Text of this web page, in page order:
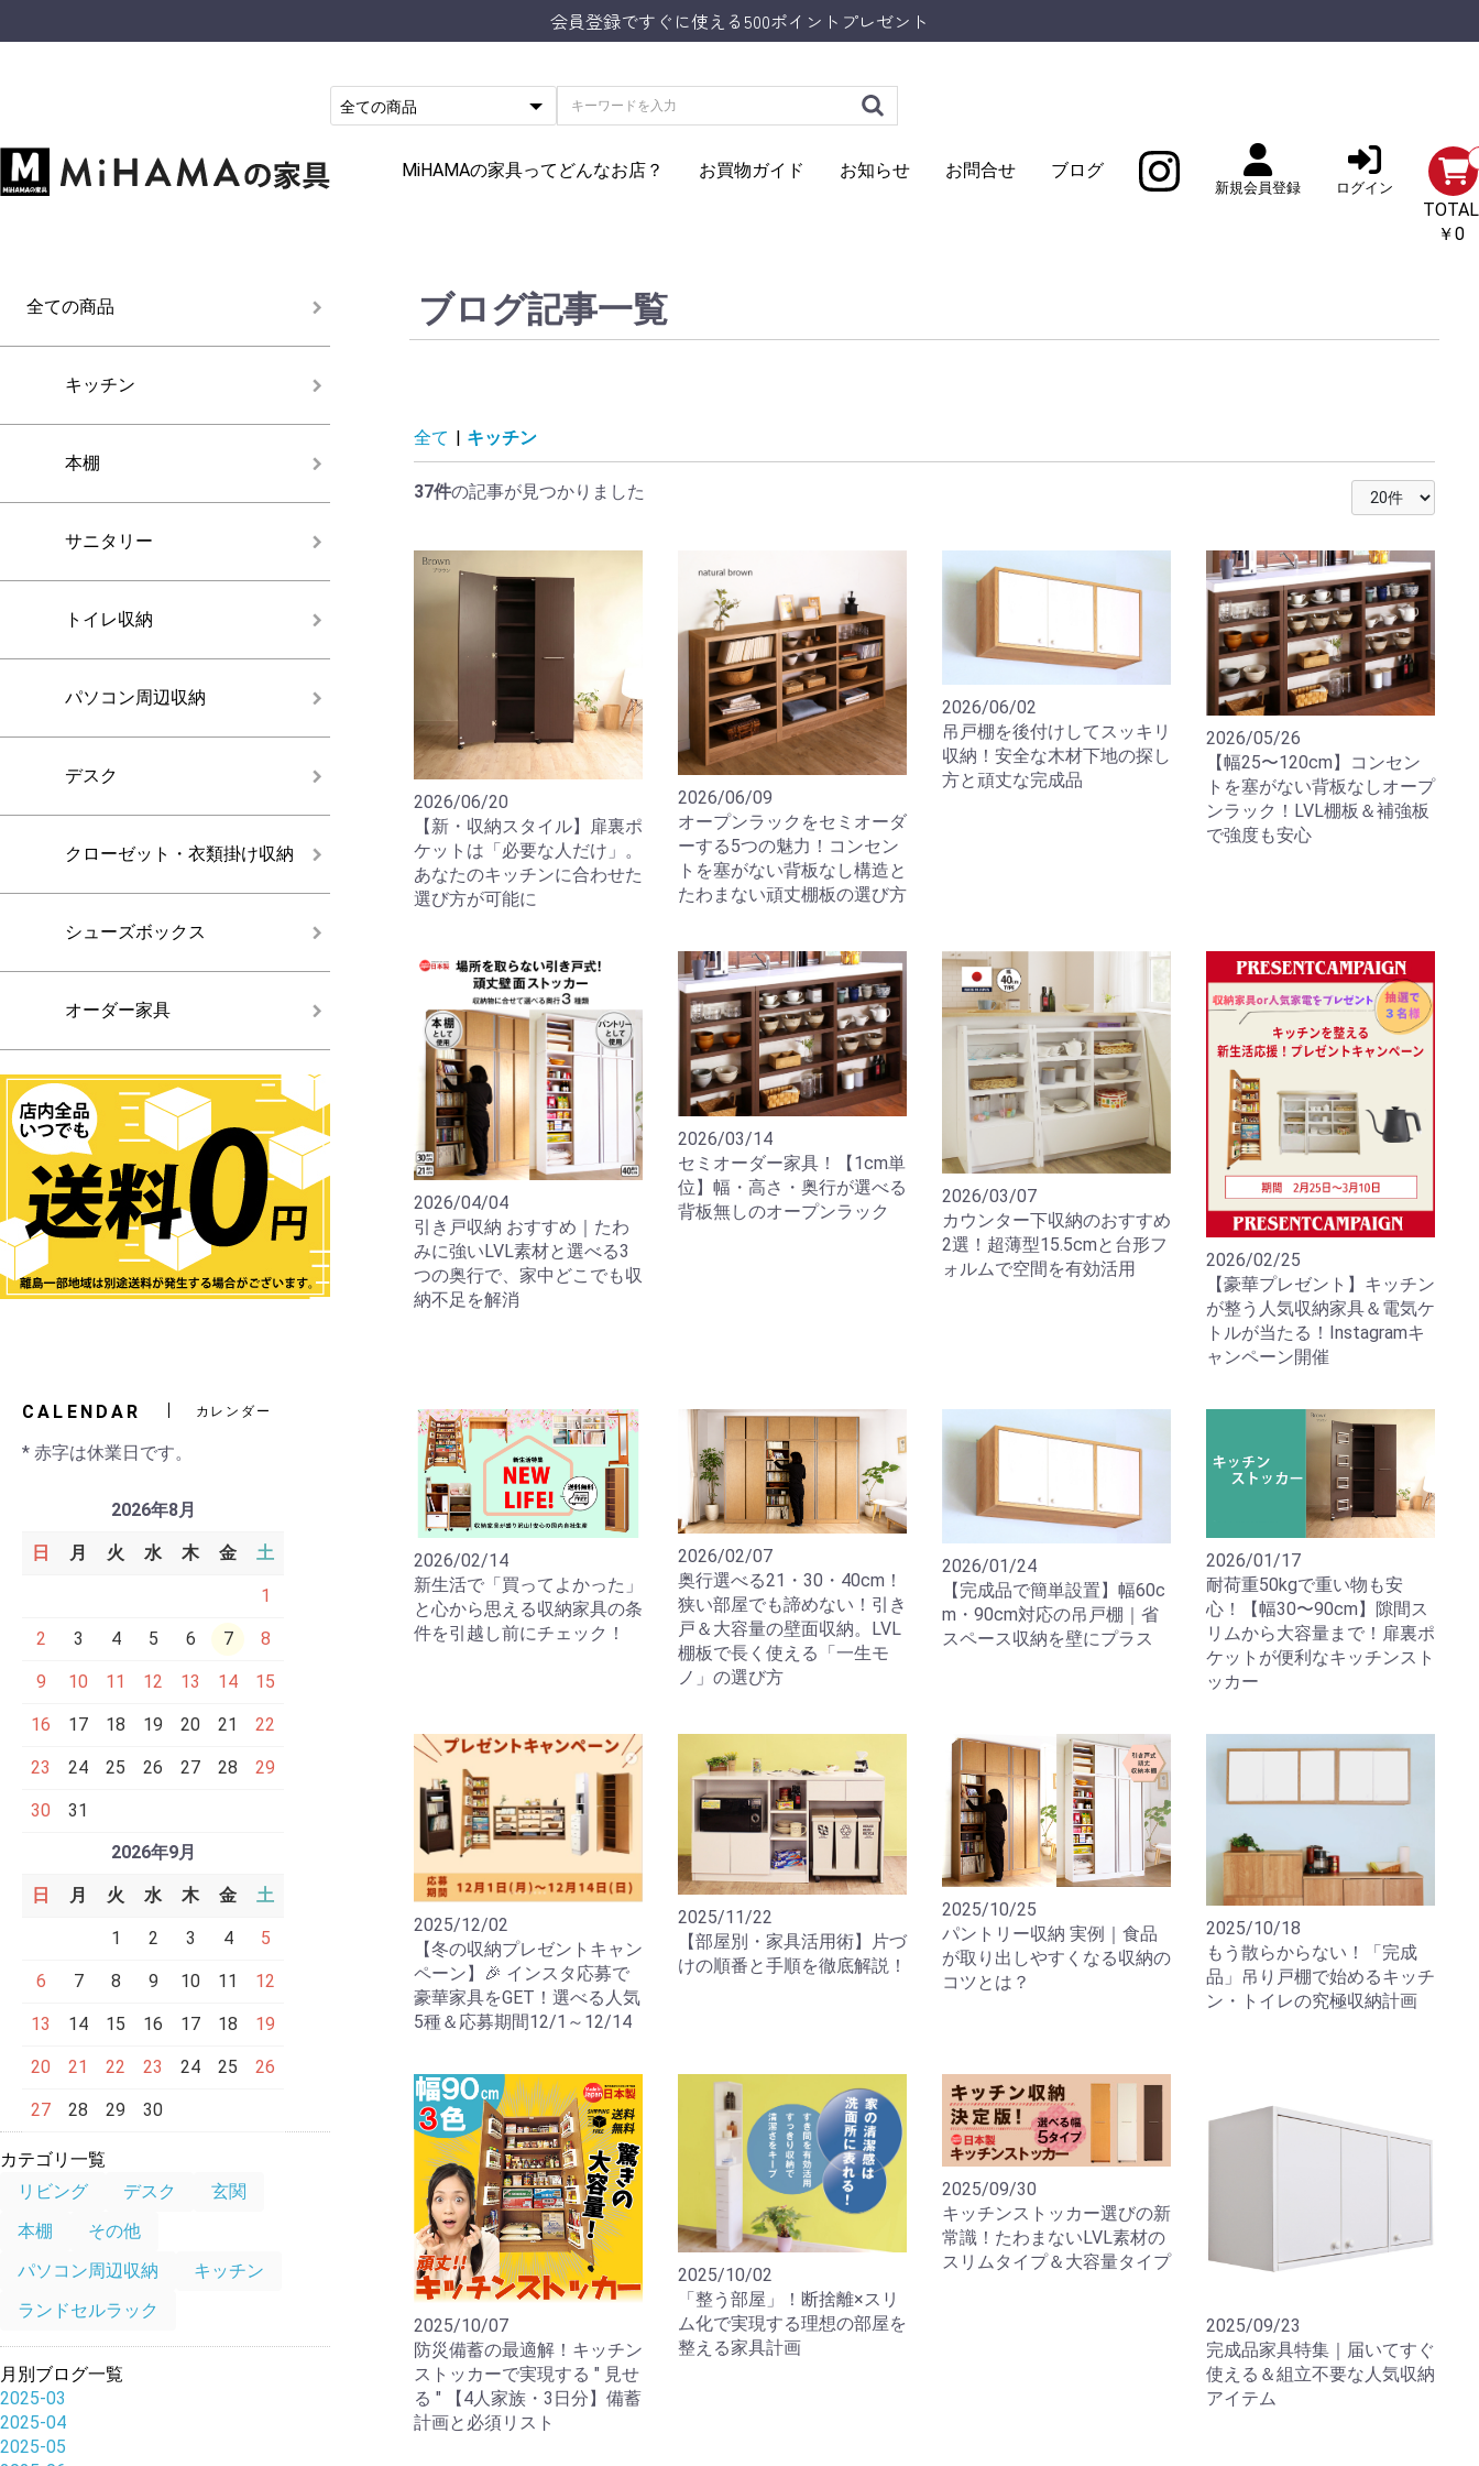
会員登録ですぐに使える500ポイントプレゼント
MiHAMAの家具ってどんなお店？ お買物ガイド お知らせ お問合せ ブログ
新規会員登録 ログイン
TOTAL
￥0
全ての商品
キッチン
本棚
サニタリー
トイレ収納
パソコン周辺収納
デスク
クローゼット・衣類掛け収納
シューズボックス
オーダー家具
CALENDAR カレンダー
* 赤字は休業日です。
2026年8月
日 月 火 水 木 金 土
1
2 3 4 5 6 7 8
9 10 11 12 13 14 15
16 17 18 19 20 21 22
23 24 25 26 27 28 29
30
31
2026年9月
日 月 火 水 木 金 土
1 2 3 4 5
6 7 8 9 10 11 12
13 14 15 16 17 18 19
20 21 22 23 24 25 26
27 28 29 30
カテゴリ一覧
リビング
デスク
玄関
本棚
その他
パソコン周辺収納
キッチン
ランドセルラック
月別ブログ一覧
2025-03
2025-04
2025-05
ブログ記事一覧
全て | キッチン
37件の記事が見つかりました
2026/06/20
【新・収納スタイル】扉裏ポ
ケットは「必要な人だけ」。
あなたのキッチンに合わせた
選び方が可能に
2026/06/09
オープンラックをセミオーダ
ーする5つの魅力！コンセン
トを塞がない背板なし構造と
たわまない頑丈棚板の選び方
2026/06/02
吊戸棚を後付けしてスッキリ
収納！安全な木材下地の探し
方と頑丈な完成品
2026/05/26
【幅25〜120cm】コンセン
トを塞がない背板なしオープ
ンラック！LVL棚板＆補強板
で強度も安心
2026/04/04
引き戸収納 おすすめ｜たわ
みに強いLVL素材と選べる3
つの奥行で、家中どこでも収
納不足を解消
2026/03/14
セミオーダー家具！【1cm単
位】幅・高さ・奥行が選べる
背板無しのオープンラック
2026/03/07
カウンター下収納のおすすめ
2選！超薄型15.5cmと台形フ
ォルムで空間を有効活用
2026/02/25
【豪華プレゼント】キッチン
が整う人気収納家具＆電気ケ
トルが当たる！Instagramキ
ャンペーン開催
2026/02/14
新生活で「買ってよかった」
と心から思える収納家具の条
件を引越し前にチェック！
2026/02/07
奥行選べる21・30・40cm！
狭い部屋でも諦めない！引き
戸＆大容量の壁面収納。LVL
棚板で長く使える「一生モ
ノ」の選び方
2026/01/24
【完成品で簡単設置】幅60c
m・90cm対応の吊戸棚｜省
スペース収納を壁にプラス
2026/01/17
耐荷重50kgで重い物も安
心！【幅30〜90cm】隙間ス
リムから大容量まで！扉裏ポ
ケットが便利なキッチンスト
ッカー
2025/12/02
【冬の収納プレゼントキャン
ペーン】🎉 インスタ応募で
豪華家具をGET！選べる人気
5種＆応募期間12/1～12/14
2025/11/22
【部屋別・家具活用術】片づ
けの順番と手順を徹底解説！
2025/10/25
パントリー収納 実例｜食品
が取り出しやすくなる収納の
コツとは？
2025/10/18
もう散らからない！「完成
品」吊り戸棚で始めるキッチ
ン・トイレの究極収納計画
2025/10/07
防災備蓄の最適解！キッチン
ストッカーで実現する " 見せ
る " 【4人家族・3日分】備蓄
計画と必須リスト
2025/10/02
「整う部屋」！断捨離×スリ
ム化で実現する理想の部屋を
整える家具計画
2025/09/30
キッチンストッカー選びの新
常識！たわまないLVL素材の
スリムタイプ＆大容量タイプ
2025/09/23
完成品家具特集｜届いてすぐ
使える＆組立不要な人気収納
アイテム